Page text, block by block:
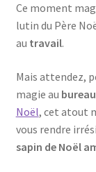
Ce moment
lutin du Père
au travail.
Mais attendez,
magie au bureau
Noël, cet atout
vous rendre
sapin de Noël